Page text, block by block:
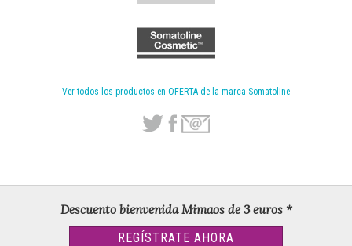
Ver todos los productos en OFERTA de la marca Somatoline
Descuento bienvenida Mimaos de 3 euros *
REGÍSTRATE AHORA